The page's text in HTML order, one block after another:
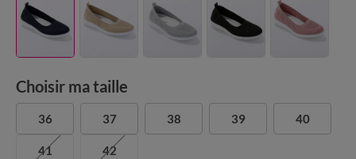
Choisir ma taille
36 37 38 39 40
41 42